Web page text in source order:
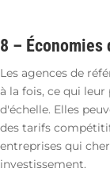
8 – Économies
Les agences de
à la fois, ce qui
d'échelle. Elles
des tarifs
entreprises qui
investissement.